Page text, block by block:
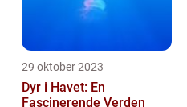
29 oktober 2023
Dyr i Havet: En
Fascinerende Verden